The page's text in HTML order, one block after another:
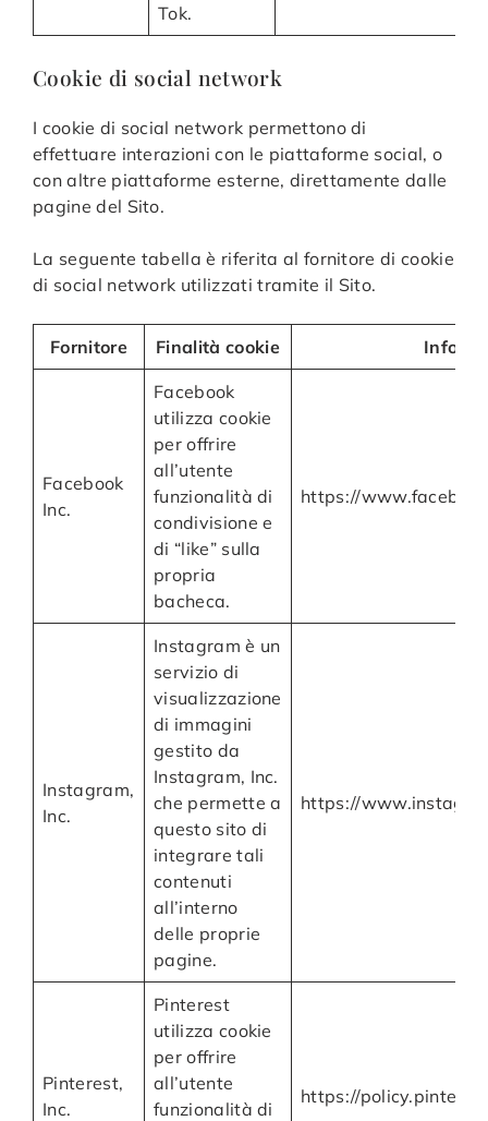
Tok.
Cookie di social network
I cookie di social network permettono di
effettuare interazioni con le piattaforme social, o
con altre piattaforme esterne, direttamente dalle
pagine del Sito.
La seguente tabella è riferita al fornitore di cookie
di social network utilizzati tramite il Sito.
Fornitore Finalità cookie
Facebook
Inc.
Facebook
utilizza cookie
per offrire
all’utente
funzionalità di
condivisione e
di “like” sulla
propria
bacheca.
https://
Instagram,
Inc.
Instagram è un
servizio di
visualizzazione
di immagini
gestito da
Instagram, Inc.
che permette a
questo sito di
integrare tali
contenuti
all’interno
delle proprie
pagine.
https://
Pinterest,
Inc.
Pinterest
utilizza cookie
per offrire
all’utente
funzionalità di
https://